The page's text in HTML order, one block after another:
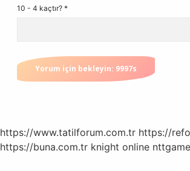
10 - 4 kaçtır? *
https://www.tatilforum.com.tr https://
https://buna.com.tr knight online nttgame